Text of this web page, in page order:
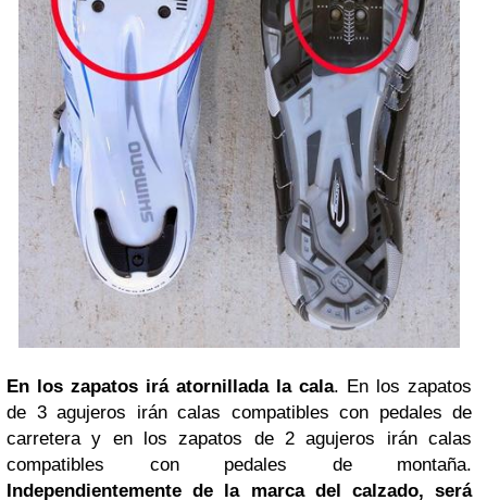
En los zapatos irá atornillada la cala. En los zapatos
de 3 agujeros irán calas compatibles con pedales de
carretera y en los zapatos de 2 agujeros irán calas
compatibles con pedales de montaña.
Independientemente de la marcadel calzado, será